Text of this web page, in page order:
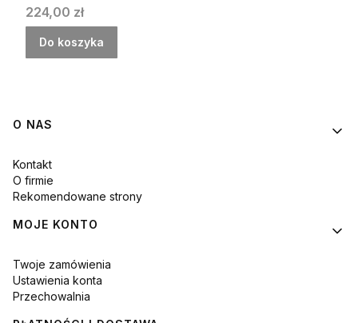
Cena
224,00 zł
Do koszyka
Linki w stopce
O NAS
Kontakt
O firmie
Rekomendowane strony
MOJE KONTO
Twoje zamówienia
Ustawienia konta
Przechowalnia